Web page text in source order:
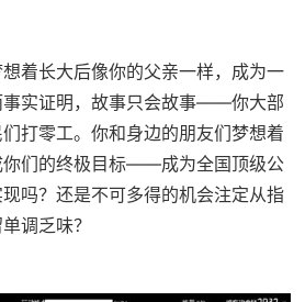
着长大后像你的父亲一样，成为一
事实证明，故事只会故事——你大部
打零工。你和身边的朋友们梦想着
你们的终极目标——成为全国顶级公
吗？还是不可多得的机会注定从指
调乏味？